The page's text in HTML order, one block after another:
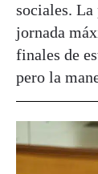
sociales.
jornada
finales de
pero la